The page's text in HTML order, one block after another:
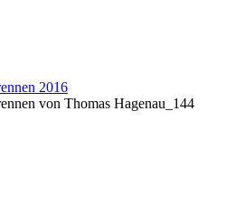
2016
von Thomas Hagenau_144